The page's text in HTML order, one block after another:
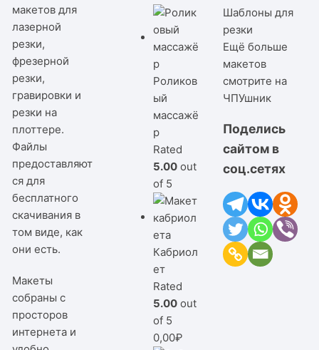
макетов для
лазерной
резки,
фрезерной
резки,
гравировки и
резки на
плоттере.
Файлы
предоставляют
ся для
бесплатного
скачивания в
том виде, как
они есть.
Макеты
собраны с
просторов
интернета и
Роликов
ый
массажё
р
Rated
5.00 out
of 5
Кабриол
ет
Rated
5.00 out
of 5
0,00₽
Шаблоны для
резки
Ещё больше
макетов
смотрите на
ЧПУшник
Поделись
сайтом в
соц.сетях